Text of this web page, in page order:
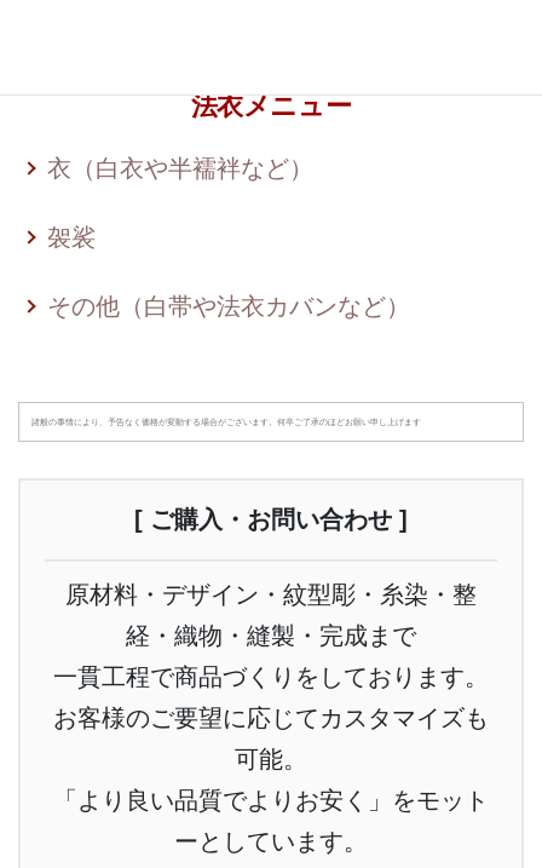
法衣メニュー
衣（白衣や半襦袢など）
袈裟
その他（白帯や法衣カバンなど）
諸般の事情により、予告なく価格が変動する場合がございます。何卒ご了承のほどお願い申し上げます
[ ご購入・お問い合わせ ]
原材料・デザイン・紋型彫・糸染・整
経・織物・縫製・完成まで
一貫工程で商品づくりをしております。
お客様のご要望に応じてカスタマイズも
可能。
「より良い品質でよりお安く」をモット
ーとしています。